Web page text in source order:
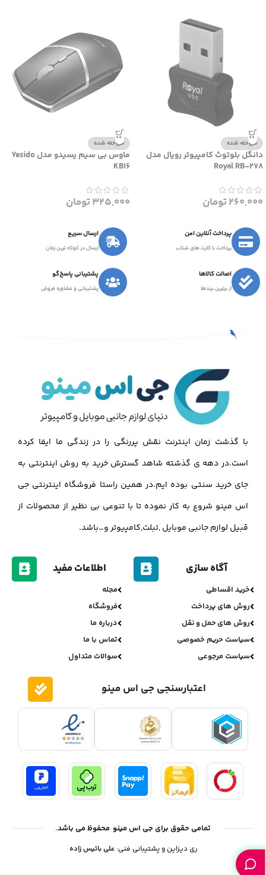
فروخته شده
دانگل بلوتوث کامپیوتر رویال مدل
Royal RB-278
260,000تومان
فروخته شده
ماوس بی سیم یسیدو مدل Yesido
KB16
325,000تومان
پرداخت آنلاین امن
پرداخت با کارت های شتاب
ارسال سریع
ارسال در کوتاه ترین زمان
اصالت کالاها
از برترین برندها
پشتیبانی پاسخ‌گو
پشتیبانی و مشاوره فروش
با گذشت زمان اینترنت نقش پررنگی را در زندگی ما ایفا کرده
است.در دهه ی گذشته شاهد گسترش خرید به روش اینترنتی به
جای خرید سنتی بوده ایم.در همین راستا فروشگاه اینترنتی جی
اس مینو شروع به کار نموده تا با تنوعی بی نظیر از محصولات از
قبیل لوازم جانبی موبایل ,تبلت,کامپیوتر و…باشد.
آگاه سازی
خرید اقساطی
روش های پرداخت
روش های حمل و نقل
سیاست حریم خصوصی
سیاست مرجوعی
اطلاعات مفید
مجله
فروشگاه
درباره ما
تماس با ما
سوالات متداول
اعتبارسنجی جی اس مینو
تمامی حقوق برای جی اس مینو محفوظ می باشد.
ری دیزاین و پشتیبانی فنی:علی بائیس زاده